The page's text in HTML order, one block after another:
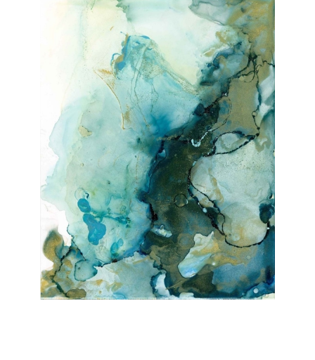
Janka Stemmle
2019